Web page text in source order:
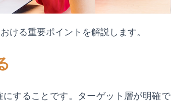
ける重要ポイントを解説します。
することです。ターゲット層が明確で